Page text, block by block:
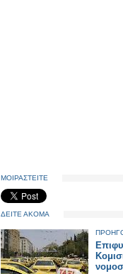
ΜΟΙΡΑΣΤΕΙΤΕ
ΔΕΙΤΕ ΑΚΟΜΑ